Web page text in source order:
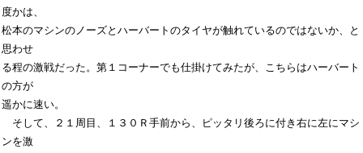
度かは、
松本のマシンのノーズとハーバートのタイヤが触れているのではないか、と
思わせ
る程の激戦だった。第１コーナーでも仕掛けてみたが、こちらはハーバート
の方が
遥かに速い。
そして、２１周目、１３０Ｒ手前から、ピッタリ後ろに付き右に左にマシ
ンを激